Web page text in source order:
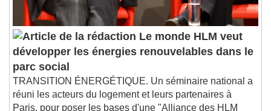
Le monde HLM veut
développer les énergies renouvelables dans le
parc social
TRANSITION ÉNERGÉTIQUE. Un séminaire national a
réuni les acteurs du logement et leurs partenaires à